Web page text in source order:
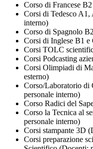
Corso di Francese
Corsi di Tedesco A1,
interno)
Corso di Spagnolo
Corsi di Inglese B1
Corsi TOLC
Corsi Podcasting
Corsi Olimpiadi di
esterno)
Corso/Laboratorio di
personale interno)
Corso Radici del
Corso la Tecnica al
personale interno)
Corsi stampante 3D
Corsi preparazione